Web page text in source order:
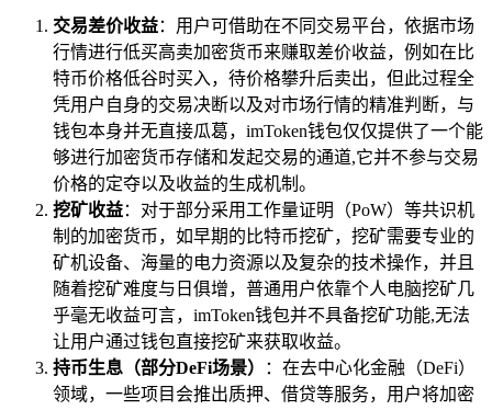
交易差价收益：用户可借助在不同交易平台，依据市场
行情进行低买高卖加密货币来赚取差价收益，例如在比
特币价格低谷时买入，待价格攀升后卖出，但此过程全
凭用户自身的交易决断以及对市场行情的精准判断，与
钱包本身并无直接瓜葛，imToken钱包仅仅提供了一个能
够进行加密货币存储和发起交易的通道,它并不参与交易
价格的定夺以及收益的生成机制。
挖矿收益：对于部分采用工作量证明（PoW）等共识机
制的加密货币，如早期的比特币挖矿，挖矿需要专业的
矿机设备、海量的电力资源以及复杂的技术操作，并且
随着挖矿难度与日俱增，普通用户依靠个人电脑挖矿几
乎毫无收益可言，imToken钱包并不具备挖矿功能,无法
让用户通过钱包直接挖矿来获取收益。
持币生息（部分DeFi场景）
：在去中心化金融（DeFi）
领域，一些项目会推出质押、借贷等服务，用户将加密